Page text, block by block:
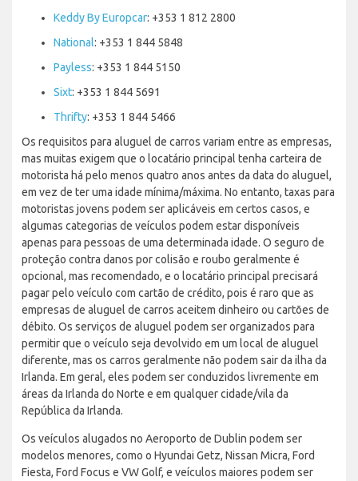
Keddy By Europcar: +353 1 812 2800
National: +353 1 844 5848
Payless: +353 1 844 5150
Sixt: +353 1 844 5691
Thrifty: +353 1 844 5466
Os requisitos para aluguel de carros variam entre as empresas,
mas muitas exigem que o locatário principal tenha carteira de
motorista há pelo menos quatro anos antes da data do aluguel,
em vez de ter uma idade mínima/máxima. No entanto, taxas para
motoristas jovens podem ser aplicáveis em certos casos, e
algumas categorias de veículos podem estar disponíveis
apenas para pessoas de uma determinada idade. O seguro de
proteção contra danos por colisão e roubo geralmente é
opcional, mas recomendado, e o locatário principal precisará
pagar pelo veículo com cartão de crédito, pois é raro que as
empresas de aluguel de carros aceitem dinheiro ou cartões de
débito. Os serviços de aluguel podem ser organizados para
permitir que o veículo seja devolvido em um local de aluguel
diferente, mas os carros geralmente não podem sair da ilha da
Irlanda. Em geral, eles podem ser conduzidos livremente em
áreas da Irlanda do Norte e em qualquer cidade/vila da
República da Irlanda.
Os veículos alugados no Aeroporto de Dublin podem ser
modelos menores, como o Hyundai Getz, Nissan Micra, Ford
Fiesta, Ford Focus e VW Golf, e veículos maiores podem ser